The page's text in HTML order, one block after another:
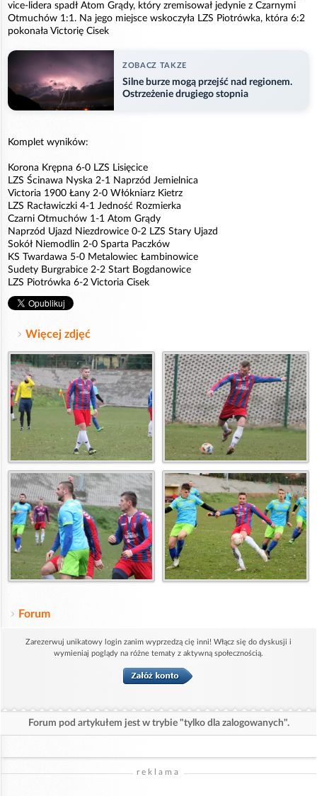
vice-lidera spadł Atom Grądy, który zremisował jedynie z Czarnymi
Otmuchów 1:1. Na jego miejsce wskoczyła LZS Piotrówka, która 6:2
pokonała Victorię Cisek
ZOBACZ TAKZE
Silne burze mogą przejść nad regionem.
Ostrzeżenie drugiego stopnia
Komplet wyników:
Korona Krępna 6-0 LZS Lisięcice
LZS Ścinawa Nyska 2-1 Naprzód Jemielnica
Victoria 1900 Łany 2-0 Włókniarz Kietrz
LZS Racławiczki 4-1 Jedność Rozmierka
Czarni Otmuchów 1-1 Atom Grądy
Naprzód Ujazd Niezdrowice 0-2 LZS Stary Ujazd
Sokół Niemodlin 2-0 Sparta Paczków
KS Twardawa 5-0 Metalowiec Łambinowice
Sudety Burgrabice 2-2 Start Bogdanowice
LZS Piotrówka 6-2 Victoria Cisek
Więcej zdjęć
Forum
Zarezerwuj unikatowy login zanim wyprzedzą cię inni! Włącz się do dyskusji i
wymieniaj poglądy na różne tematy z aktywną społecznością.
Forum pod artykułem jest w trybie "tylko dla zalogowanych".
reklama